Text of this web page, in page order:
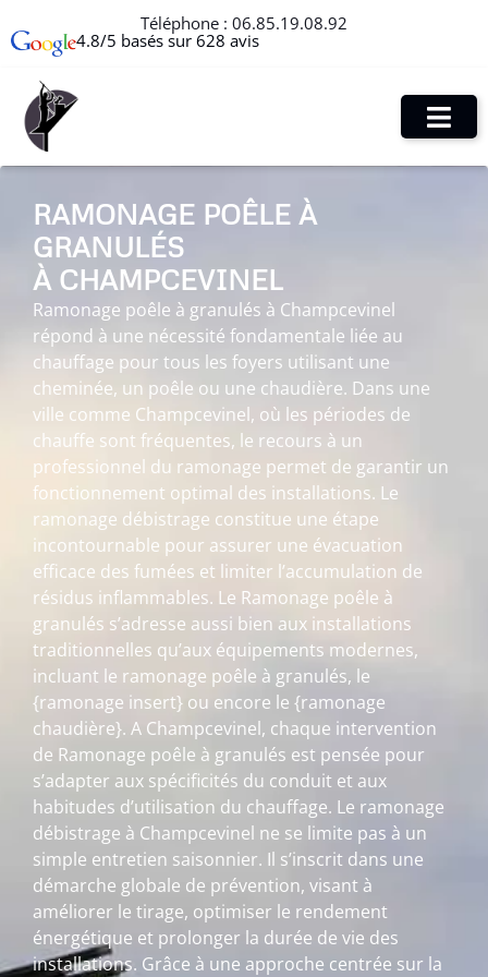
Téléphone : 06.85.19.08.92
4.8/5 basés sur 628 avis
RAMONAGE POÊLE À
GRANULÉS
À CHAMPCEVINEL
Ramonage poêle à granulés à Champcevinel
répond à une nécessité fondamentale liée au
chauffage pour tous les foyers utilisant une
cheminée, un poêle ou une chaudière. Dans une
ville comme Champcevinel, où les périodes de
chauffe sont fréquentes, le recours à un
professionnel du ramonage permet de garantir un
fonctionnement optimal des installations. Le
ramonage débistrage constitue une étape
incontournable pour assurer une évacuation
efficace des fumées et limiter l’accumulation de
résidus inflammables. Le Ramonage poêle à
granulés s’adresse aussi bien aux installations
traditionnelles qu’aux équipements modernes,
incluant le ramonage poêle à granulés, le
{ramonage insert} ou encore le {ramonage
chaudière}. A Champcevinel, chaque intervention
de Ramonage poêle à granulés est pensée pour
s’adapter aux spécificités du conduit et aux
habitudes d’utilisation du chauffage. Le ramonage
débistrage à Champcevinel ne se limite pas à un
simple entretien saisonnier. Il s’inscrit dans une
démarche globale de prévention, visant à
améliorer le tirage, optimiser le rendement
énergétique et prolonger la durée de vie des
installations. Grâce à une approche centrée sur la